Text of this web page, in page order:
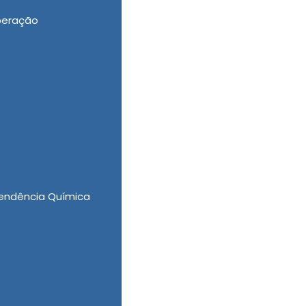
Química
cotação. Temos os mais competentes
na Raposo Tavares?